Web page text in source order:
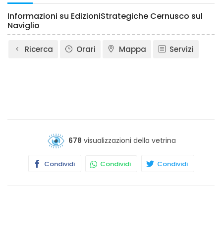
Informazioni su EdizioniStrategiche Cernusco sul
Naviglio
Ricerca Orari Mappa Servizi
678 visualizzazioni della vetrina
Condividi Condividi Condividi